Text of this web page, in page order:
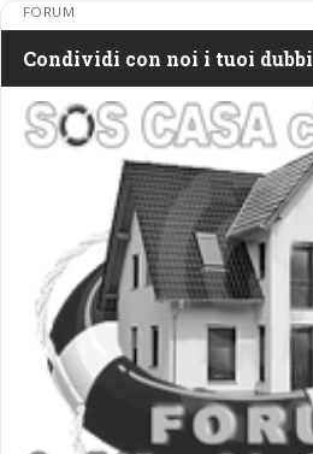
FORUM
Condividi con noi i tuoi dubbi